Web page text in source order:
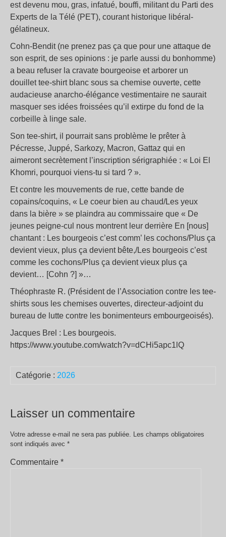
est devenu mou, gras, infatué, bouffi, militant du Parti des
Experts de la Télé (PET), courant historique libéral-
gélatineux.
Cohn-Bendit (ne prenez pas ça que pour une attaque de
son esprit, de ses opinions : je parle aussi du bonhomme)
a beau refuser la cravate bourgeoise et arborer un
douillet tee-shirt blanc sous sa chemise ouverte, cette
audacieuse anarcho-élégance vestimentaire ne saurait
masquer ses idées froissées qu’il extirpe du fond de la
corbeille à linge sale.
Son tee-shirt, il pourrait sans problème le prêter à
Pécresse, Juppé, Sarkozy, Macron, Gattaz qui en
aimeront secrètement l’inscription sérigraphiée : « Loi El
Khomri, pourquoi viens-tu si tard ? ».
Et contre les mouvements de rue, cette bande de
copains/coquins, « Le coeur bien au chaud/Les yeux
dans la bière » se plaindra au commissaire que « De
jeunes peigne-cul nous montrent leur derrière En [nous]
chantant : Les bourgeois c’est comm’ les cochons/Plus ça
devient vieux, plus ça devient bête,/Les bourgeois c’est
comme les cochons/Plus ça devient vieux plus ça
devient… [Cohn ?] »…
Théophraste R. (Président de l’Association contre les tee-
shirts sous les chemises ouvertes, directeur-adjoint du
bureau de lutte contre les bonimenteurs embourgeoisés).
Jacques Brel : Les bourgeois.
https://www.youtube.com/watch?v=dCHi5apc1lQ
Catégorie : 2026
Laisser un commentaire
Votre adresse e-mail ne sera pas publiée. Les champs obligatoires
sont indiqués avec *
Commentaire *